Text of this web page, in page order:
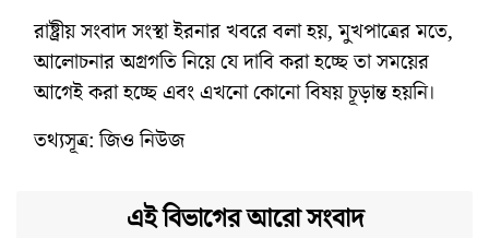
রাষ্ট্রীয় সংবাদ সংস্থা ইরনার খবরে বলা হয়, মুখপাত্রের মতে,
আলোচনার অগ্রগতি নিয়ে যে দাবি করা হচ্ছে তা সময়ের
আগেই করা হচ্ছে এবং এখনো কোনো বিষয় চূড়ান্ত হয়নি।
তথ্যসূত্র: জিও নিউজ
এই বিভাগের আরো সংবাদ